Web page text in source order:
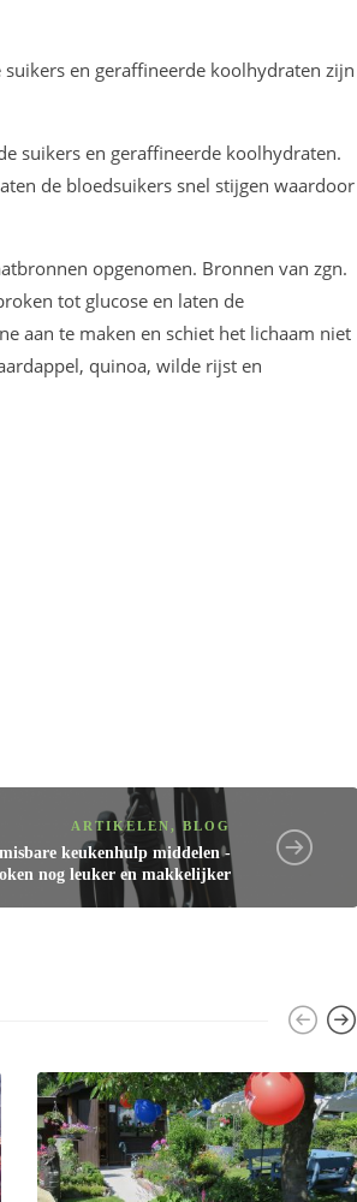
en geraffineerde koolhydraten zijn
suikers en geraffineerde koolhydraten.
de bloedsuikers snel stijgen waardoor
opgenomen. Bronnen van zgn.
tot glucose en laten de
aan te maken en schiet het lichaam niet
quinoa, wilde rijst en
ARTIKELEN,BLOG
keukenhulp middelen -
nog leuker en makkelijker